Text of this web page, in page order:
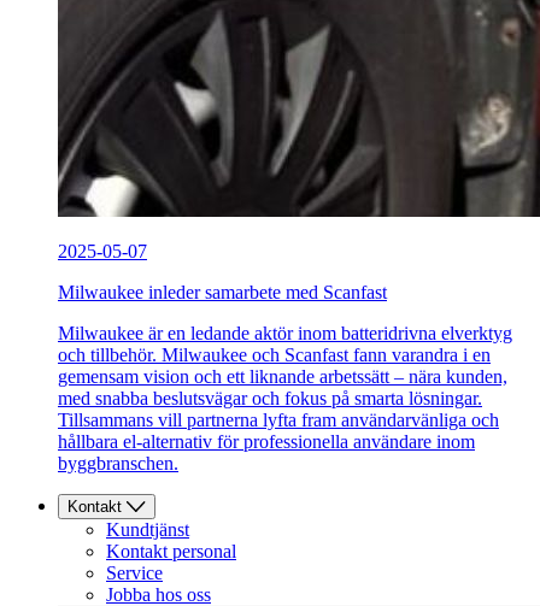
2025-05-07
Milwaukee inleder samarbete med Scanfast
Milwaukee är en ledande aktör inom batteridrivna elverktyg
och tillbehör. Milwaukee och Scanfast fann varandra i en
gemensam vision och ett liknande arbetssätt – nära kunden,
med snabba beslutsvägar och fokus på smarta lösningar.
Tillsammans vill partnerna lyfta fram användarvänliga och
hållbara el-alternativ för professionella användare inom
byggbranschen.
Kontakt
Kundtjänst
Kontakt personal
Service
Jobba hos oss